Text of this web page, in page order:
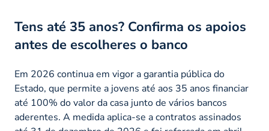
Tens até 35 anos? Confirma os apoios
antes de escolheres o banco
Em 2026 continua em vigor a garantia pública do
Estado, que permite a jovens até aos 35 anos financiar
até 100% do valor da casa junto de vários bancos
aderentes. A medida aplica-se a contratos assinados